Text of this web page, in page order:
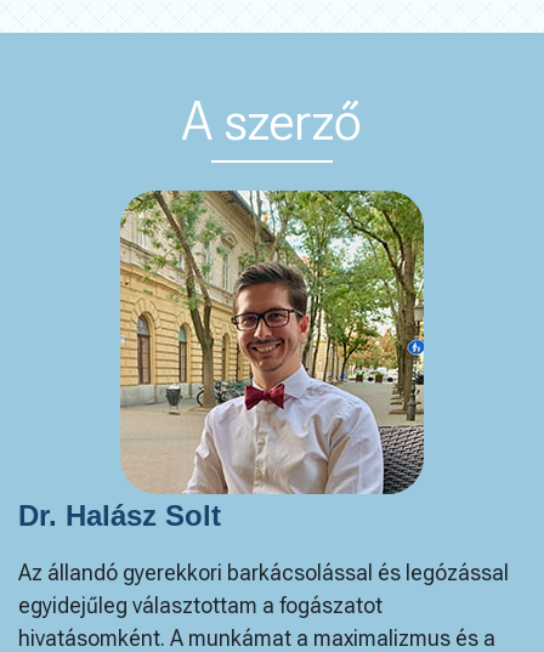
A szerző
Dr. Halász Solt
Az állandó gyerekkori barkácsolással és legózással
egyidejűleg választottam a fogászatot
hivatásomként. A munkámat a maximalizmus és a